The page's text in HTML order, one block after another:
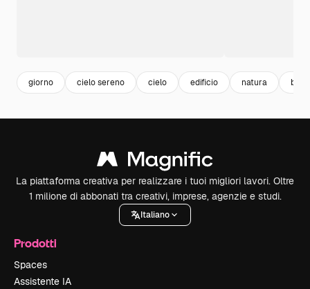
giorno cielo sereno cielo edificio natura
La piattaforma creativa per realizzare i tuoi migliori lavori. Oltre
1 milione di abbonati tra creativi, imprese, agenzie e studi.
Italiano
Prodotti
Spaces
Assistente IA